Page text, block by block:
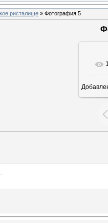
ристалище » Фотография 5